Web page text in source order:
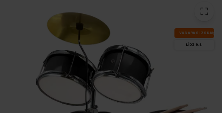
VA­SA­RAS IZ­SKA­ŅA
LĪDZ 9.8.